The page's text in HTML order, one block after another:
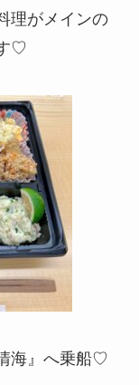
理がメインの
♡
海』へ乗船♡